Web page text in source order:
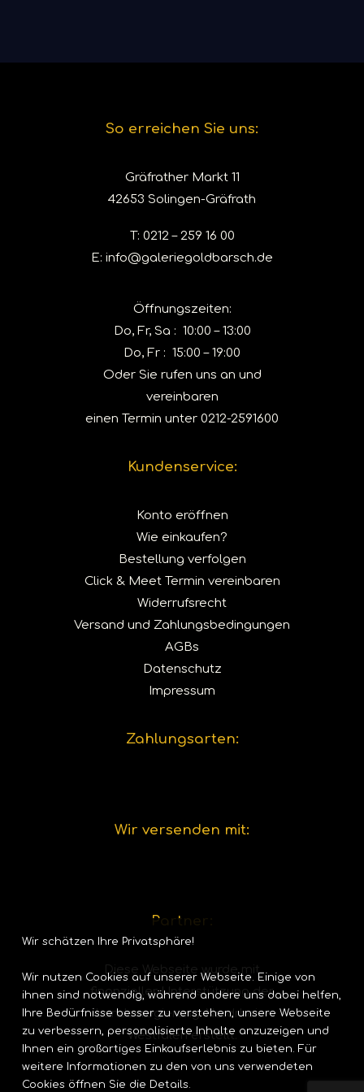
So erreichen Sie uns:
Gräfrather Markt 11
42653 Solingen-Gräfrath
T: 0212 – 259 16 00
E: info@galeriegoldbarsch.de
Öffnungszeiten:
Do, Fr, Sa : 10:00 – 13:00
Do, Fr : 15:00 – 19:00
Oder Sie rufen uns an und
vereinbaren
einen Termin unter 0212-2591600
Kundenservice:
Konto eröffnen
Wie einkaufen?
Bestellung verfolgen
Click & Meet Termin vereinbaren
Widerrufsrecht
Versand und Zahlungsbedingungen
AGBs
Datenschutz
Impressum
Zahlungsarten:
Wir versenden mit:
Partner:
Diese Webseite wurde mit
finanzieller Unterstützung der
Landesregierung-Nordrhein-
Westfalen erstellt.
Wir schätzen Ihre Privatsphäre!
Wir nutzen Cookies auf unserer Webseite. Einige von
ihnen sind notwendig, während andere uns dabei helfen,
Ihre Bedürfnisse besser zu verstehen, unsere Webseite
zu verbessern, personalisierte Inhalte anzuzeigen und
Ihnen ein großartiges Einkaufserlebnis zu bieten. Für
weitere Informationen zu den von uns verwendeten
Cookies öffnen Sie die Details.